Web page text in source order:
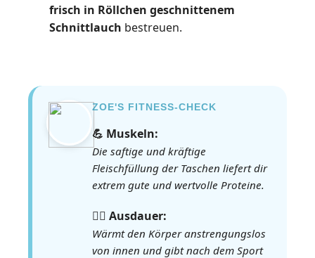
frisch in Röllchen geschnittenem
Schnittlauch bestreuen.
ZOE'S FITNESS-CHECK
💪 Muskeln:
Die saftige und kräftige
Fleischfüllung der Taschen liefert dir
extrem gute und wertvolle Proteine.
🏃‍♀️ Ausdauer:
Wärmt den Körper anstrengungslos
von innen und gibt nach dem Sport